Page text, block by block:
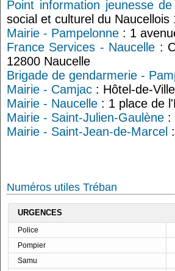
Point information jeunesse
social et culturel du Naucellois
Mairie - Pampelonne : 1
France Services - Naucelle :
12800 Naucelle
Brigade de gendarmerie -
Mairie - Camjac : Hôtel-de-
Mairie - Naucelle : 1 place de
Mairie - Saint-Julien-Gaulène :
Mairie - Saint-Jean-de-Marcel
Numéros utiles Tréban
URGENCES
Police
Pompier
Samu